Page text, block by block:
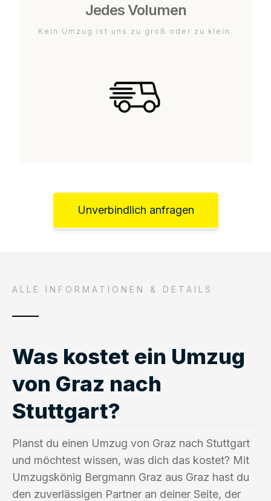
Jedes Volumen
Kein Umzug ist uns zu groß oder zu klein.
Unverbindlich anfragen
ALLE INFORMATIONEN & DETAILS
Was kostet ein Umzug
von Graz nach
Stuttgart?
Planst du einen Umzug von Graz nach Stuttgart
und möchtest wissen, was dich das kostet? Mit
Umzugskönig Bergmann Graz aus Graz hast du
den zuverlässigen Partner an deiner Seite, der